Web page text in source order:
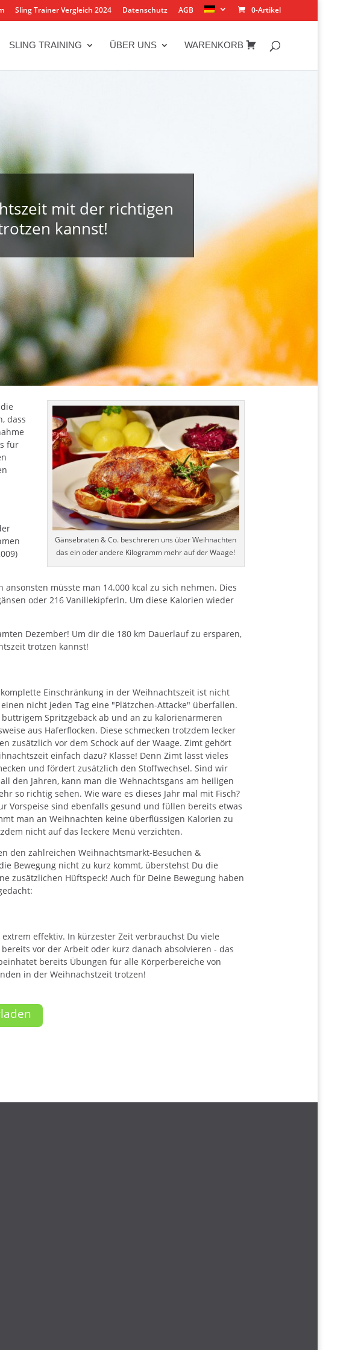
Sling Trainer Vergleich 2024 Datenschutz AGB 0-Artikel
SLING TRAINING ÜBER UNS WARENKORB
mit der richtigen
kannst!
Gänsebraten & Co. beschreren uns über Weihnachten
das ein oder andere Kilogramm mehr auf der Waage!
dass
für
müsste man 14.000 kcal zu sich nehmen. Dies
oder 216 Vanillekipferln. Um diese Kalorien wieder
Dezember! Um dir die 180 km Dauerlauf zu ersparen,
trotzen kannst!
Einschränkung in der Weihnachtszeit ist nicht
nicht jeden Tag eine "Plätzchen-Attacke" überfallen.
Spritzgebäck ab und an zu kalorienärmeren
aus Haferflocken. Diese schmecken trotzdem lecker
zusätzlich vor dem Schock auf der Waage. Zimt gehört
einfach dazu? Klasse! Denn Zimt lässt vieles
und fördert zusätzlich den Stoffwechsel. Sind wir
den Jahren, kann man die Wehnachtsgans am heiligen
so richtig sehen. Wie wäre es dieses Jahr mal mit Fisch?
Vorspeise sind ebenfalls gesund und füllen bereits etwas
man an Weihnachten keine überflüssigen Kalorien zu
nicht auf das leckere Menü verzichten.
den zahlreichen Weihnachtsmarkt-Besuchen &
Bewegung nicht zu kurz kommt, überstehst Du die
zusätzlichen Hüftspeck! Auch für Deine Bewegung haben
effektiv. In kürzester Zeit verbrauchst Du viele
vor der Arbeit oder kurz danach absolvieren - das
bereits Übungen für alle Körperbereiche von
in der Weihnachstzeit trotzen!